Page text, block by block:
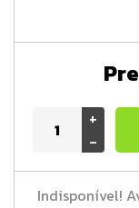
+
-
Indisponível!